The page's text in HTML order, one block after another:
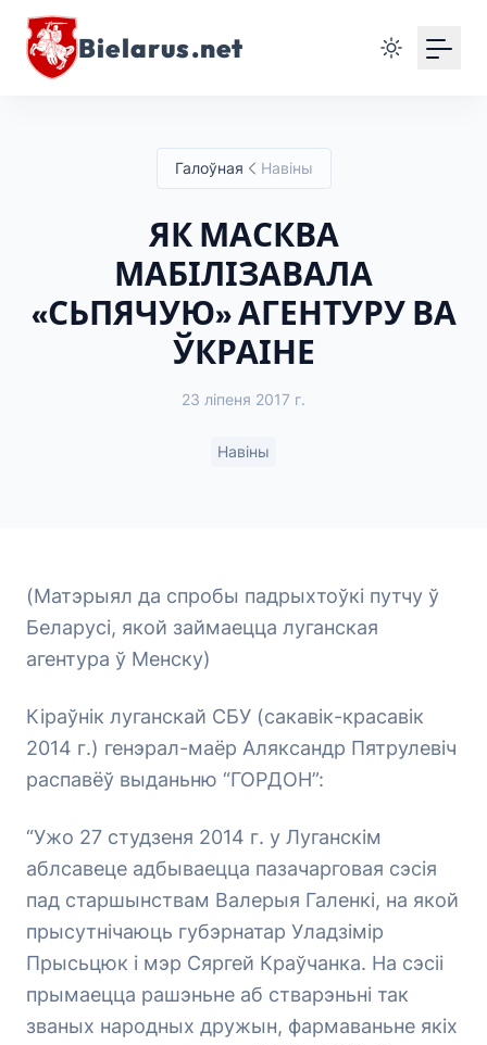
Bielarus.net
Галоўная Навіны
ЯК МАСКВА
МАБІЛІЗАВАЛА
«СЬПЯЧУЮ» АГЕНТУРУ ВА
ЎКРАІНЕ
23 ліпеня 2017 г.
Навіны
(Матэрыял да спробы падрыхтоўкі путчу ў
Беларусі, якой займаецца луганская
агентура ў Менску)
Кіраўнік луганскай СБУ (сакавік-красавік
2014 г.) генэрал-маёр Аляксандр Пятрулевіч
распавёў выданьню “ГОРДОН”:
“Ужо 27 студзеня 2014 г. у Луганскім
аблсавеце адбываецца пазачарговая сэсія
пад старшынствам Валерыя Галенкі, на якой
прысутнічаюць губэрнатар Уладзімір
Прысьцюк і мэр Сяргей Краўчанка. На сэсіі
прымаецца рашэньне аб стварэньні так
званых народных дружын, фармаваньне якіх